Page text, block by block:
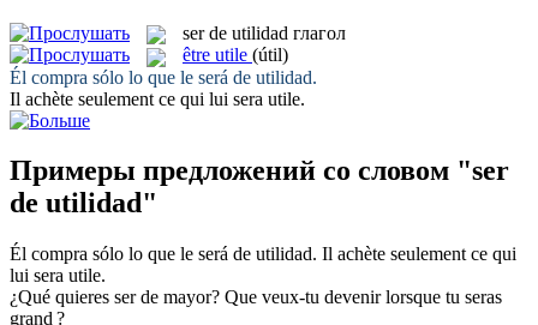
ser de utilidad глагол
être utile (útil)
Él compra sólo lo que le será de utilidad.
Il achète seulement ce qui lui sera utile.
Примеры предложений со словом "ser
de utilidad"
Él compra sólo lo que le será de utilidad. Il achète seulement ce qui
lui sera utile.
¿Qué quieres ser de mayor? Que veux-tu devenir lorsque tu seras
grand ?